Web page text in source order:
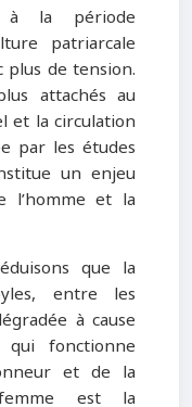
à la période
patriarcale
de tension.
attachés au
et la circulation
par les études
un enjeu
l’homme et la
que la
entre les
à cause
fonctionne
et de la
est la